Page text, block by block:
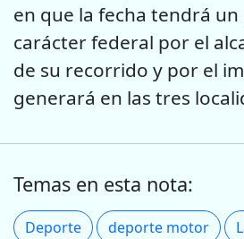
en que la fecha tendrá
carácter federal por el
de su recorrido y por el
generará en las tres
Temas en esta nota:
Deporte deporte motor